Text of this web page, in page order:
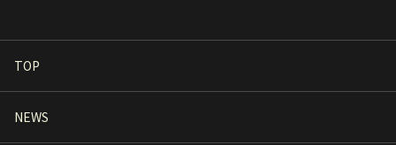
TOP
NEWS